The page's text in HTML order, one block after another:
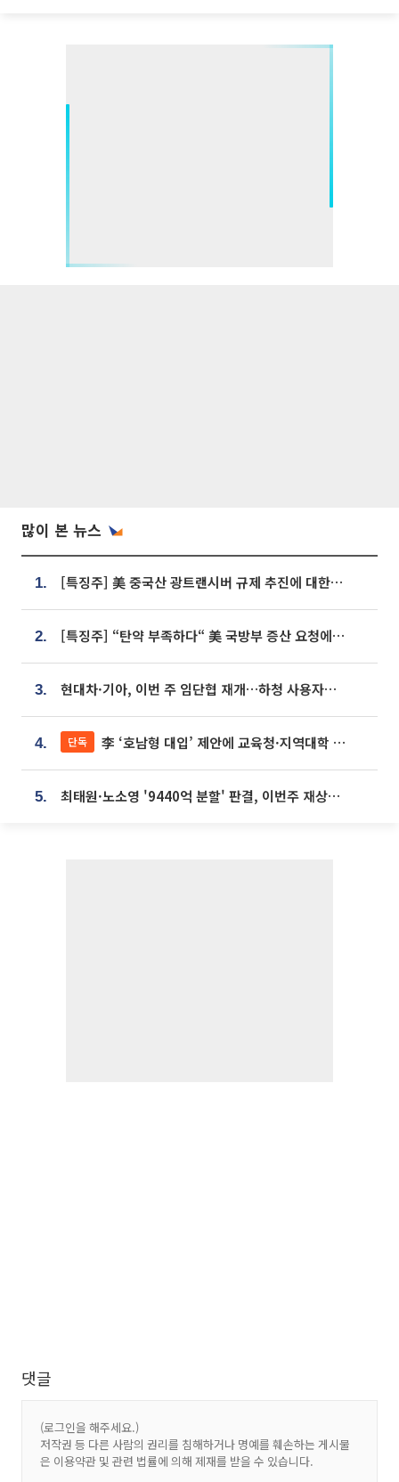
많이 본 뉴스
1. [특징주] 美 중국산 광트랜시버 규제 추진에 대한광통신 등 광통신株 강세
2. [특징주] “탄약 부족하다“ 美 국방부 증산 요청에⋯국내 방산주 급등세
3. 현대차·기아, 이번 주 임단협 재개…하청 사용자성 재심도 ‘변수’
4. 단독 李 ‘호남형 대입’ 제안에 교육청·지역대학 서·논술형 입시 연계 '착수'
5. 최태원·노소영 '9440억 분할' 판결, 이번주 재상고 여부 주목
댓글